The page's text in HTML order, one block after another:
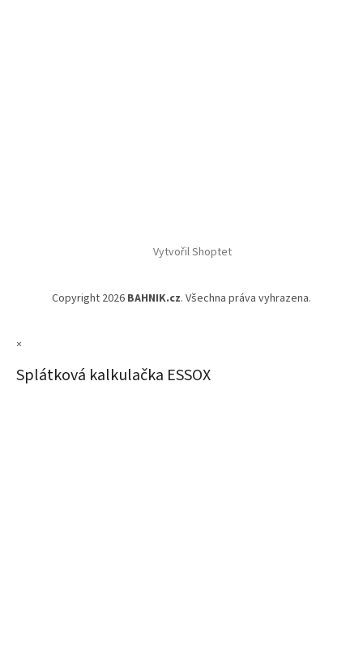
Vytvořil Shoptet
Copyright 2026 BAHNIK.cz. Všechna práva vyhrazena.
×
Splátková kalkulačka ESSOX